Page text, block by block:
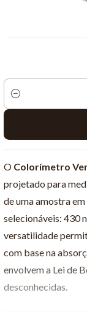
Quantidade
O Colorímetro
projetado para
de uma amostra
selecionáveis: 430
versatilidade
com base na
envolvem a Lei de
desconhecidas.